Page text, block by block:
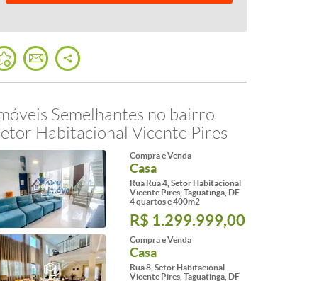
Semelhantes no bairro
Habitacional Vicente Pires
Compra e Venda
Casa
Rua Rua 4, Setor Habitacional
Vicente Pires, Taguatinga, DF
4 quartos e 400m2
R$ 1.299.999,00
Compra e Venda
Casa
Rua 8, Setor Habitacional
Vicente Pires, Taguatinga, DF